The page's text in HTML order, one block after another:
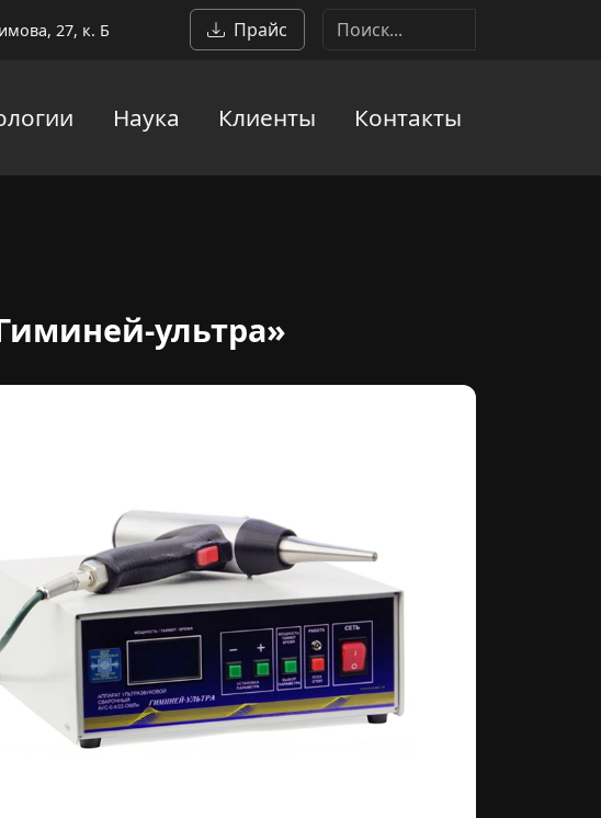
27, к. Б Прайс
Наука Клиенты Контакты
0,4/22-ОМЛн
ультра»